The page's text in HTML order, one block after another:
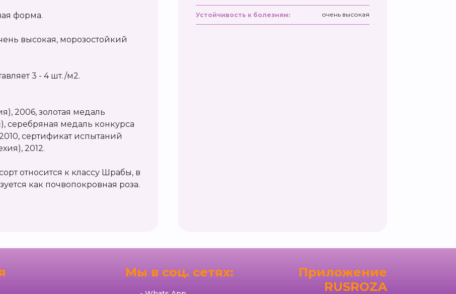
форма.
высокая, морозостойкий
3 - 4 шт./м2.
2006, золотая медаль
серебряная медаль конкурса
сертификат испытаний
2012.
относится к классу Шрабы, в
как почвопокровная роза.
Устойчивость к болезням: очень высокая
Мы в соц. сетях:
Приложение
RUSROZA